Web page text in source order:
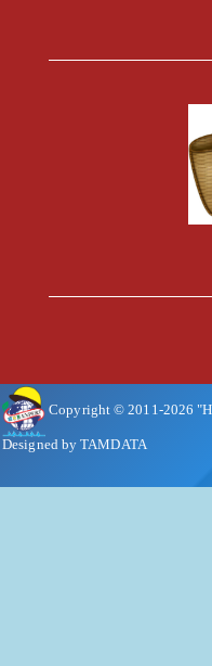
Copyright © 2011-2026
Designed by TAMDATA